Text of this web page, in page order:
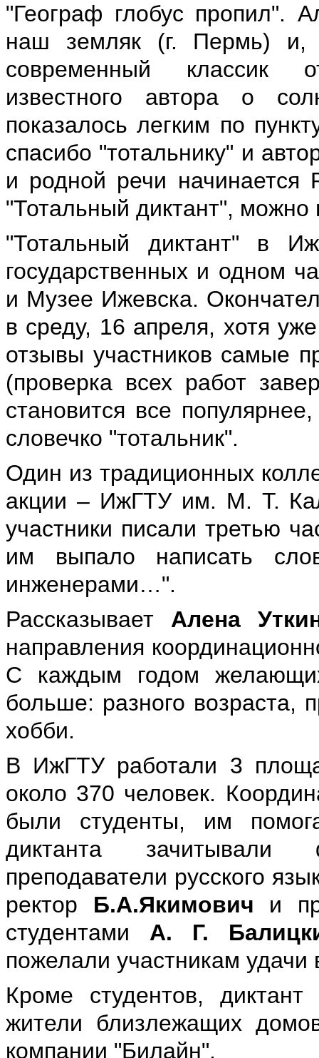
"Географ глобус пропил".
наш земляк (г. Пермь)
современный классик
известного автора о
показалось легким по
спасибо "тотальнику" и
и родной речи
"Тотальный диктант", можно
"Тотальный диктант" в
государственных и одном
и Музее Ижевска.
в среду, 16 апреля, хотя
отзывы участников самые
(проверка всех работ
становится все
словечко "тотальник".
Один из традиционных
акции – ИжГТУ им. М. Т.
участники писали третью
им выпало написать
инженерами…".
Рассказывает Алена
направления
С каждым годом
больше: разного возраста,
хобби.
В ИжГТУ работали 3
около 370 человек.
были студенты, им
диктанта зачитывали
преподаватели русского
ректор Б.А.Якимович и
студентами А. Г.
пожелали участникам удачи
Кроме студентов,
жители близлежащих
компании "Билайн".